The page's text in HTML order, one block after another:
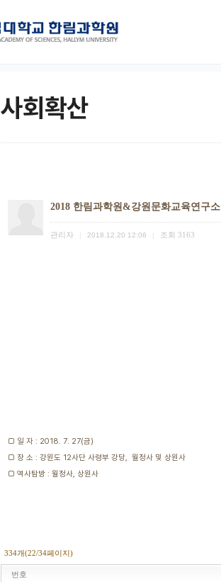
사회확산
2018 한림과학원&강원문화교육연구
관리자 2018.12.20 12:06 조회 3163
□ 일 자 : 2018. 7. 27(금)
□ 장 소 : 강원도 12사단 사령부 강당, 월정사 및 상원사
□ 역사탐방 : 월정사, 상원사
334개(22/34페이지)
번호